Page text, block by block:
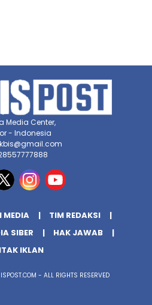
Media Center,
- Indonesia
MEDIA
TIM REDAKSI
SIBER
HAK JAWAB
IKLAN
- ALL RIGHTS RESERVED